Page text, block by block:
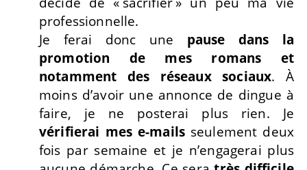
professionnelle.
Je ferai donc une pause dans la
promotion de mes romans et
notamment des réseaux sociaux. À
moins d’avoir une annonce de dingue à
faire, je ne posterai plus rien. Je
vérifierai mes e-mails seulement deux
fois par semaine et je n’engagerai plus